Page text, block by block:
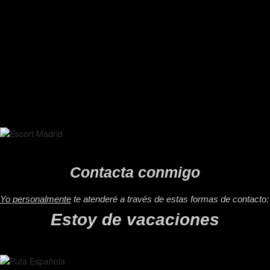
Contacta conmigo
Yo personalmente te atenderé a través de estas formas de contacto:
Estoy de vacaciones